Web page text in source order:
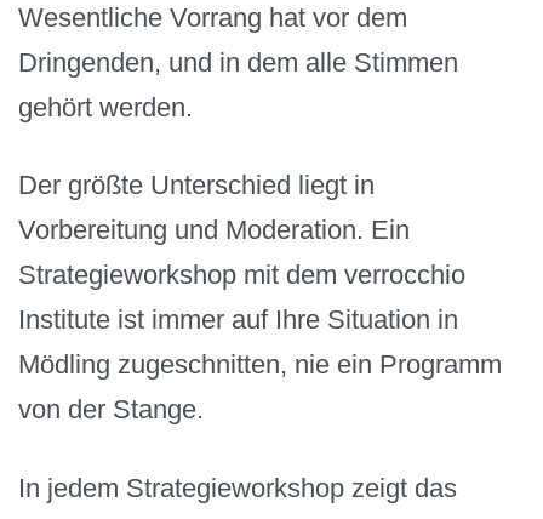
Wesentliche Vorrang hat vor dem
Dringenden, und in dem alle Stimmen
gehört werden.
Der größte Unterschied liegt in
Vorbereitung und Moderation. Ein
Strategieworkshop mit dem verrocchio
Institute ist immer auf Ihre Situation in
Mödling zugeschnitten, nie ein Programm
von der Stange.
In jedem Strategieworkshop zeigt das